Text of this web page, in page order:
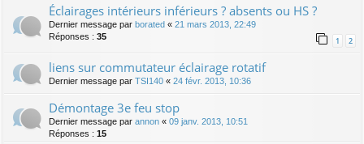
Éclairages intérieurs inférieurs ? absents ou HS ?
Dernier message par borated « 21 mars 2013, 22:49
Réponses : 35 1 2
liens sur commutateur éclairage rotatif
Dernier message par TSI140 « 24 févr. 2013, 10:36
Démontage 3e feu stop
Dernier message par annon « 09 janv. 2013, 10:51
Réponses : 15